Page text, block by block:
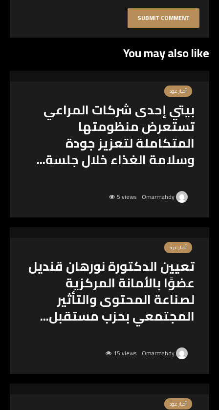
You may also like
أخبار عود
بيتي إحدى شركات المراعي
تستعرض منظومتها
المتكاملة لتعزيز جودة
وسلامة الغذاء خلال جلسة...
5 views
أخبار عود
تعيين الدكتورة نورهان قنديل
عضوًا بالأمانة المركزية
لصناعة المحتوى والتأثير
المجتمعي بحزب مستقبل...
15 views
أخبار عود